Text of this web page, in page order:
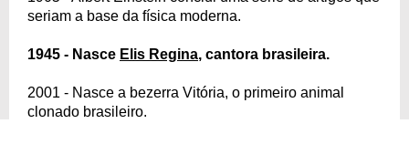
seriam a base da física moderna.
1945 - Nasce Elis Regina, cantora brasileira.
2001 - Nasce a bezerra Vitória, o primeiro animal
clonado brasileiro.